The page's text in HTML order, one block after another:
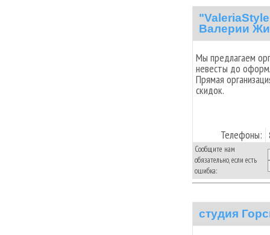
Валерии
Мы предлагаем
невесты до
Прямая
скидок.
Телефоны:
Сообщите нам
обязательно, если есть
ошибка:
студия